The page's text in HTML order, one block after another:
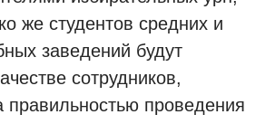
же студентов средних и
заведений будут
сотрудников,
правильностью проведения